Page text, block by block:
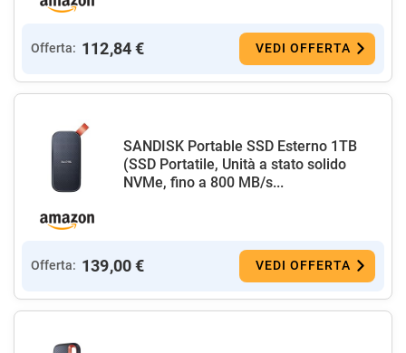
Offerta: 112,84 € VEDI OFFERTA
SANDISK Portable SSD Esterno 1TB
(SSD Portatile, Unità a stato solido
NVMe, fino a 800 MB/s...
Offerta: 139,00 € VEDI OFFERTA